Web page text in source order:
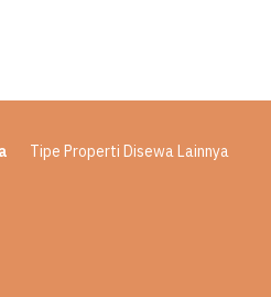
Tipe Properti Disewa Lainnya